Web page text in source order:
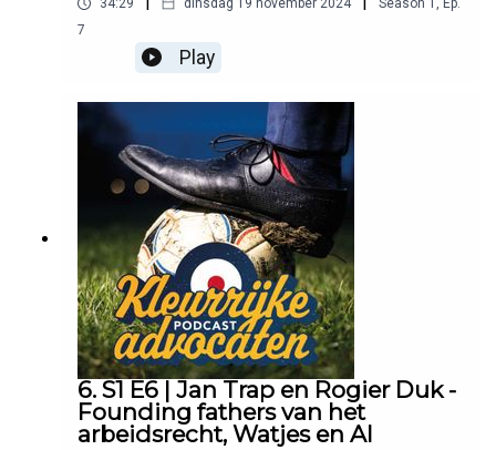
34:29 dinsdag 19 november 2024 Season 1 , Ep.
7
Play
6. S1 E6 | Jan Trap en Rogier Duk -
Founding fathers van het
arbeidsrecht, Watjes en AI